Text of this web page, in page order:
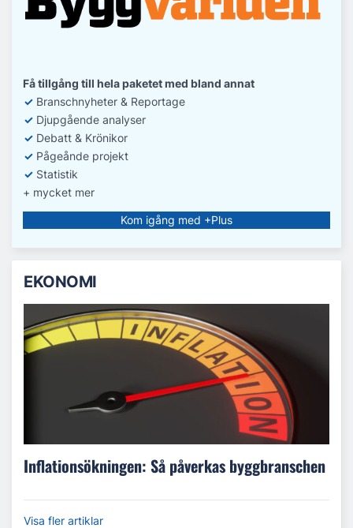
Få tillgång till hela paketet med bland annat
✓ Branschnyheter & Reportage
✓ Djupgående analyser
✓ Debatt & Krönikor
✓ Pågeånde projekt
✓ Statistik
+ mycket mer
Kom igång med +Plus
EKONOMI
Inflationsökningen: Så påverkas byggbranschen
Visa fler artiklar